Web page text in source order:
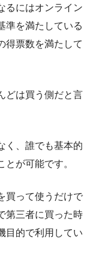
るにはオンライン
準を満たしている
得票数を満たして
どは買う側だと言
く、誰でも基本的
が可能です。
買って使うだけで
第三者に買った時
目的で利用してい